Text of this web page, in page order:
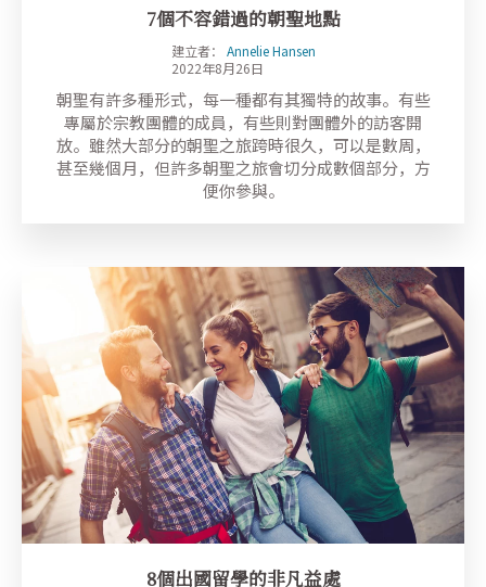
7個不容錯過的朝聖地點
建立者： Annelie Hansen
2022年8月26日
朝聖有許多種形式，每一種都有其獨特的故事。有些
專屬於宗教團體的成員，有些則對團體外的訪客開
放。雖然大部分的朝聖之旅跨時很久，可以是數周，
甚至幾個月，但許多朝聖之旅會切分成數個部分，方
便你參與。
8個出國留學的非凡益處